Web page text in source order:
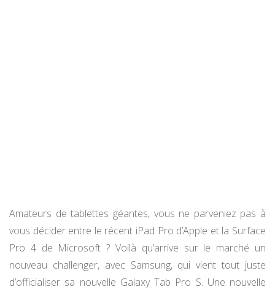
Amateurs de tablettes géantes, vous ne parveniez pas à
vous décider entre le récent iPad Pro d’Apple et la Surface
Pro 4 de Microsoft ? Voilà qu’arrive sur le marché un
nouveau challenger, avec Samsung, qui vient tout juste
d’officialiser sa nouvelle Galaxy Tab Pro S. Une nouvelle